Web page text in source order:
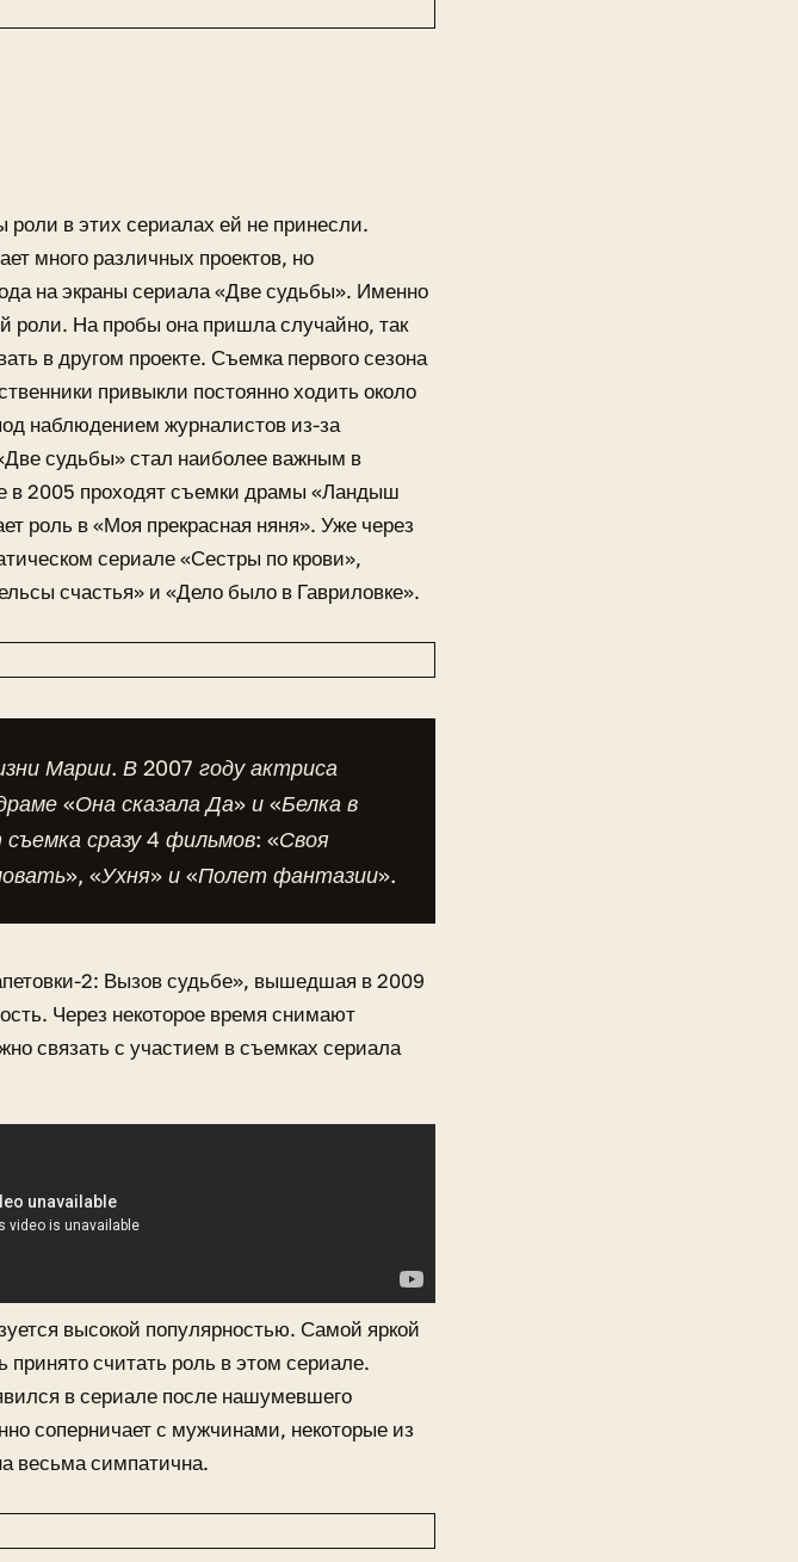
в этих сериалах ей не принесли.
много различных проектов, но
на экраны сериала «Две судьбы». Именно
роли. На пробы она пришла случайно, так
в другом проекте. Съемка первого сезона
привыкли постоянно ходить около
наблюдением журналистов из-за
судьбы» стал наиболее важным в
2005 проходят съемки драмы «Ландыш
роль в «Моя прекрасная няня». Уже через
сериале «Сестры по крови»,
счастья» и «Дело было в Гавриловке».
Марии. В 2007 году актриса
«Она сказала Да» и «Белка в
сразу 4 фильмов: «Своя
«Ухня» и «Полет фантазии».
2: Вызов судьбе», вышедшая в 2009
Через некоторое время снимают
связать с участием в съемках сериала
высокой популярностью. Самой яркой
считать роль в этом сериале.
в сериале после нашумевшего
соперничает с мужчинами, некоторые из
весьма симпатична.